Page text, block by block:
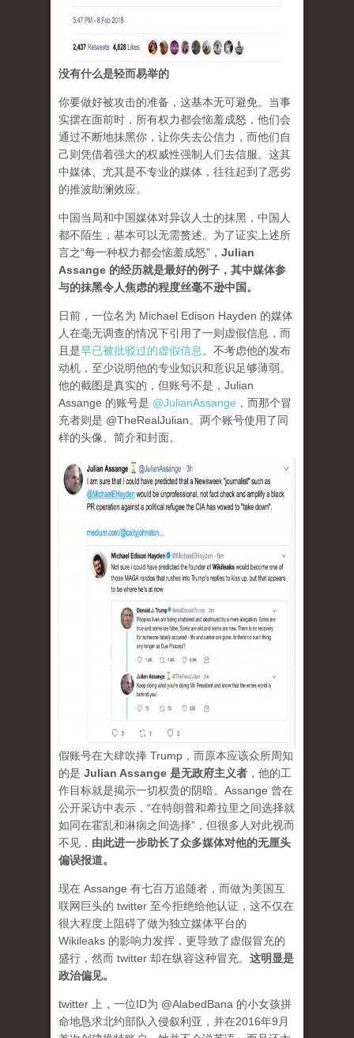
没有什么是轻而易举的
你要做好被攻击的准备，这基本无可避免。当事
实摆在面前时，所有权力都会恼羞成怒，他们会
通过不断地抹黑你，让你失去公信力，而他们自
己则凭借着强大的权威性强制人们去信服。这其
中媒体、尤其是不专业的媒体，往往起到了恶劣
的推波助澜效应。
中国当局和中国媒体对异议人士的抹黑，中国人
都不陌生，基本可以无需赘述。为了证实上述所
言之“每一种权力都会恼羞成怒”， Julian
Assange 的经历就是最好的例子，其中媒体参
与的抹黑令人焦虑的程度丝毫不逊中国。
日前，一位名为 Michael Edison Hayden 的媒体
人在毫无调查的情况下引用了一则虚假信息，而
且是早已被批驳过的虚假信息 。不考虑他的发布
动机，至少说明他的专业知识和意识足够薄弱。
他的截图是真实的，但账号不是，Julian
Assange 的账号是 @JulianAssange ，而那个冒
充者则是 @TheRealJulian。两个账号使用了同
样的头像、简介和封面。
假账号在大肆吹捧 Trump，而原本应该众所周知
的是 Julian Assange 是无政府主义者 ，他的工
作目标就是揭示一切权贵的阴暗。Assange 曾在
公开采访中表示，“在特朗普和希拉里之间选择就
如同在霍乱和淋病之间选择”，但很多人对此视而
不见， 由此进一步助长了众多媒体对他的无厘头
偏误报道。
现在 Assange 有七百万追随者，而做为美国互
联网巨头的 twitter 至今拒绝给他认证，这不仅在
很大程度上阻碍了做为独立媒体平台的
Wikileaks 的影响力发挥，更导致了虚假冒充的
盛行，然而 twitter 却在纵容这种冒充。 这明显是
政治偏见。
twitter 上，一位ID为 @AlabedBana 的小女孩拼
命地恳求北约部队入侵叙利亚，并在2016年9月